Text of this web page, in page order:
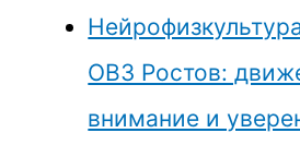
ОВЗ Ростов:
внимание и